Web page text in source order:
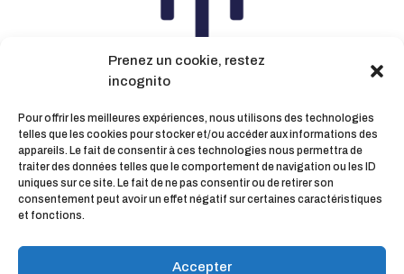
Prenez un cookie, restez
incognito
Pour offrir les meilleures expériences, nous utilisons des technologies
telles que les cookies pour stocker et/ou accéder aux informations des
appareils. Le fait de consentir à ces technologies nous permettra de
traiter des données telles que le comportement de navigation ou les ID
uniques sur ce site. Le fait de ne pas consentir ou de retirer son
consentement peut avoir un effet négatif sur certaines caractéristiques
et fonctions.
Accepter
Ecouter le podcast
Partager